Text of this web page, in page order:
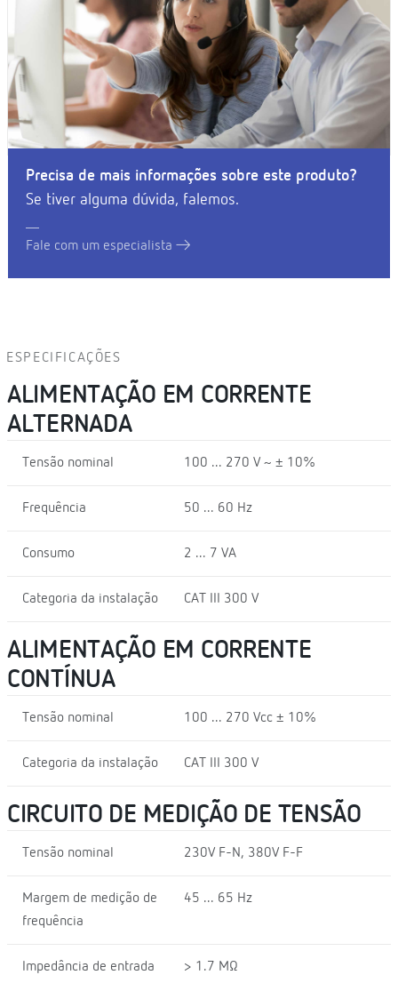
Precisa de mais informações sobre este produto?
Se tiver alguma dúvida, falemos.
Fale com um especialista
ESPECIFICAÇÕES
ALIMENTAÇÃO EM CORRENTE
ALTERNADA
Tensão nominal 100 ... 270 V ~ ± 10%
Frequência 50 ... 60 Hz
Consumo 2 ... 7 VA
Categoria da instalação CAT III 300 V
ALIMENTAÇÃO EM CORRENTE
CONTÍNUA
Tensão nominal 100 ... 270 Vcc ± 10%
Categoria da instalação CAT III 300 V
CIRCUITO DE MEDIÇÃO DE TENSÃO
Tensão nominal 230V F-N, 380V F-F
Margem de medição de
frequência
45 ... 65 Hz
Impedância de entrada > 1.7 MΩ